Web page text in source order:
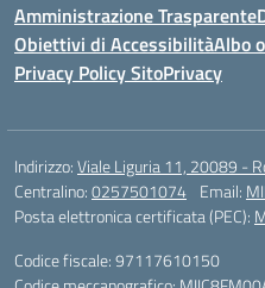
Amministrazione Trasparente
Obiettivi di AccessibilitàAlbo
Privacy Policy SitoPrivacy
Indirizzo:Viale Liguria 11, 20089 -
Centralino:0257501074 Email:
Posta elettronica certificata (PEC):
Codice fiscale: 97117610150